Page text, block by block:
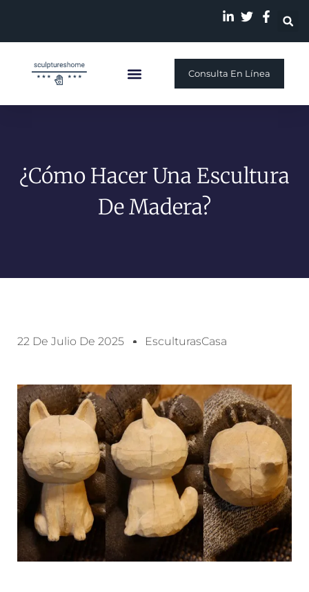
Consulta En Línea
¿Cómo Hacer Una Escultura
De Madera?
22 De Julio De 2025 EsculturasCasa